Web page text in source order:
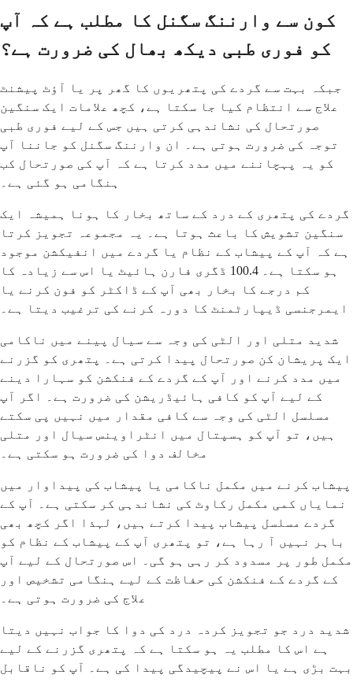
کون سے وارننگ سگنل کا مطلب ہے کہ آپ
کو فوری طبی دیکھ بھال کی ضرورت ہے؟
جبکہ بہت سے گردے کی پتھریوں کا گھر پر یا آؤٹ پیشنٹ
علاج سے انتظام کیا جا سکتا ہے، کچھ علامات ایک سنگین
صورتحال کی نشاندہی کرتی ہیں جس کے لیے فوری طبی
توجہ کی ضرورت ہوتی ہے۔ ان وارننگ سگنل کو جاننا آپ
کو یہ پہچاننے میں مدد کرتا ہے کہ آپ کی صورتحال کب
ہنگامی ہو گئی ہے۔
گردے کی پتھری کے درد کے ساتھ بخار کا ہونا ہمیشہ ایک
سنگین تشویش کا باعث ہوتا ہے۔ یہ مجموعہ تجویز کرتا
ہے کہ آپ کے پیشاب کے نظام یا گردے میں انفیکشن موجود
ہو سکتا ہے۔ 100.4 ڈگری فارن ہائیٹ یا اس سے زیادہ کا
کم درجے کا بخار بھی آپ کے ڈاکٹر کو فون کرنے یا
ایمرجنسی ڈیپارٹمنٹ کا دورہ کرنے کی ترغیب دیتا ہے۔
شدید متلی اور الٹی کی وجہ سے سیال پینے میں ناکامی
ایک پریشان کن صورتحال پیدا کرتی ہے۔ پتھری کو گزرنے
میں مدد کرنے اور آپ کے گردے کے فنکشن کو سہارا دینے
کے لیے آپ کو کافی ہائیڈریشن کی ضرورت ہے۔ اگر آپ
مسلسل الٹی کی وجہ سے کافی مقدار میں نہیں پی سکتے
ہیں، تو آپ کو ہسپتال میں انٹراوینس سیال اور متلی
مخالف دوا کی ضرورت ہو سکتی ہے۔
پیشاب کرنے میں مکمل ناکامی یا پیشاب کی پیداوار میں
نمایاں کمی مکمل رکاوٹ کی نشاندہی کر سکتی ہے۔ آپ کے
گردے مسلسل پیشاب پیدا کرتے ہیں، لہذا اگر کچھ بھی
باہر نہیں آ رہا ہے، تو پتھری آپ کے پیشاب کے نظام کو
مکمل طور پر مسدود کر رہی ہو گی۔ اس صورتحال کے لیے آپ
کے گردے کے فنکشن کی حفاظت کے لیے ہنگامی تشخیص اور
علاج کی ضرورت ہوتی ہے۔
شدید درد جو تجویز کردہ درد کی دوا کا جواب نہیں دیتا
ہے اس کا مطلب یہ ہو سکتا ہے کہ پتھری گزرنے کے لیے
بہت بڑی ہے یا اس نے پیچیدگی پیدا کی ہے۔ آپ کو ناقابل